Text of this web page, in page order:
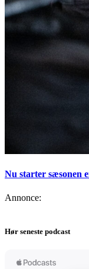
Nu starter sæsonen
Annonce:
Hør seneste podcast